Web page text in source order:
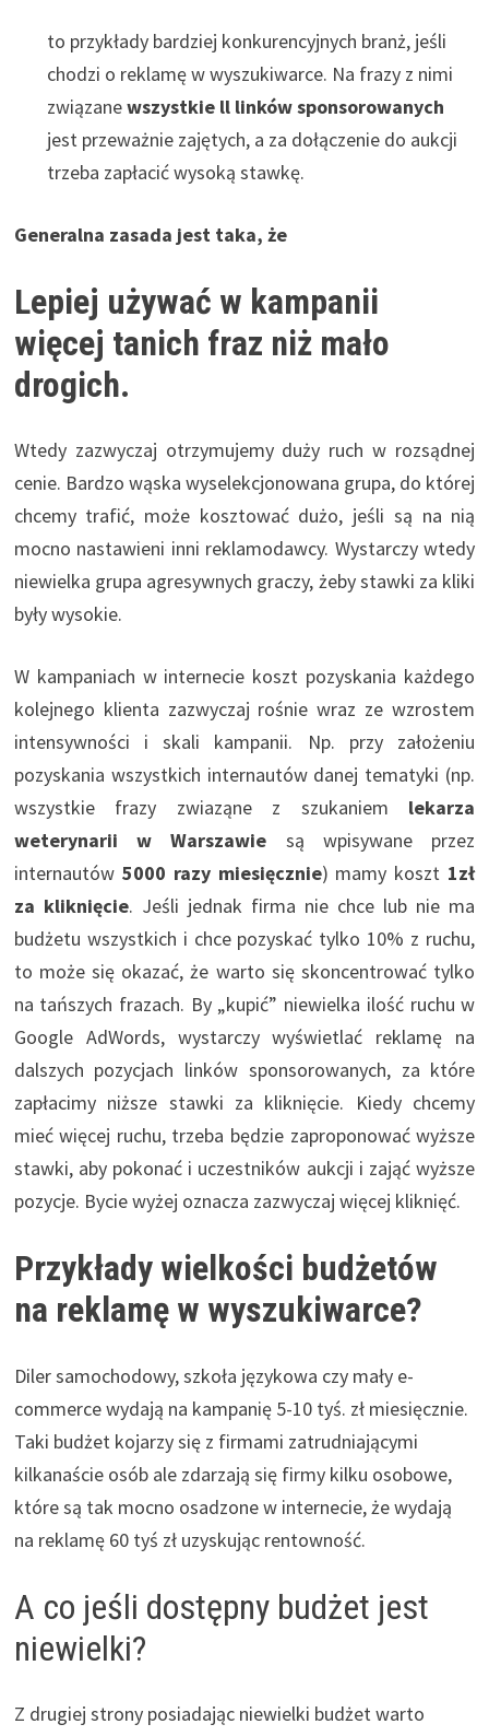
to przykłady bardziej konkurencyjnych branż, jeśli
chodzi o reklamę w wyszukiwarce. Na frazy z nimi
związanewszystkie ll linków sponsorowanych
jest przeważnie zajętych, a za dołączenie do aukcji
trzeba zapłacić wysoką stawkę.
Generalna zasada jest taka, że
Lepiej używać w kampanii
więcej tanich fraz niż mało
drogich.
Wtedy zazwyczaj otrzymujemy duży ruch w rozsądnej
cenie. Bardzo wąska wyselekcjonowana grupa, do której
chcemy trafić, może kosztować dużo, jeśli są na nią
mocno nastawieni inni reklamodawcy. Wystarczy wtedy
niewielka grupa agresywnych graczy, żeby stawki za kliki
były wysokie.
W kampaniach w internecie koszt pozyskania każdego
kolejnego klienta zazwyczaj rośnie wraz ze wzrostem
intensywności i skali kampanii. Np. przy założeniu
pozyskania wszystkich internautów danej tematyki (np.
wszystkie frazy zwiaząne z szukaniem lekarza
weterynarii w Warszawie są wpisywane przez
internautów 5000 razy miesięcznie) mamy koszt 1zł
za kliknięcie. Jeśli jednak firma nie chce lub nie ma
budżetu wszystkich i chce pozyskać tylko 10% z ruchu,
to może się okazać, że warto się skoncentrować tylko
na tańszych frazach. By „kupić” niewielka ilość ruchu w
Google AdWords, wystarczy wyświetlać reklamę na
dalszych pozycjach linków sponsorowanych, za które
zapłacimy niższe stawki za kliknięcie. Kiedy chcemy
mieć więcej ruchu, trzeba będzie zaproponować wyższe
stawki, aby pokonać i uczestników aukcji i zająć wyższe
pozycje. Bycie wyżej oznacza zazwyczaj więcej kliknięć.
Przykłady wielkości budżetów
na reklamę w wyszukiwarce?
Diler samochodowy, szkoła językowa czy mały e-
commerce wydają na kampanię 5-10 tyś. zł miesięcznie.
Taki budżet kojarzy się z firmami zatrudniającymi
kilkanaście osób ale zdarzają się firmy kilku osobowe,
które są tak mocno osadzone w internecie, że wydają
na reklamę 60 tyś zł uzyskując rentowność.
A co jeśli dostępny budżet jest
niewielki?
Z drugiej strony posiadając niewielki budżet warto